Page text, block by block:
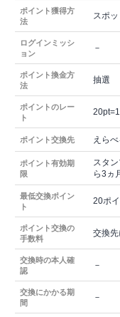
ポイント獲得方
法
スポ
ログインミッシ
ョン
－
ポイント換金方
法
抽選
ポイントのレー
ト
ポイント交換先 えら
ポイント有効期
限
スタ
ら3ヵ
最低交換ポイン
ト
20ポ
ポイント交換の
手数料
交換
交換時の本人確
認
－
交換にかかる期
間
－